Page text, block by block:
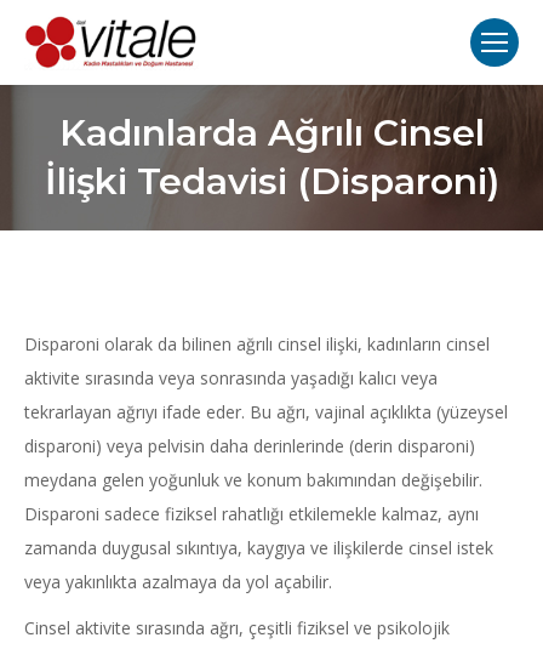
Kadınlarda Ağrılı Cinsel
İlişki Tedavisi (Disparoni)
Disparoni olarak da bilinen ağrılı cinsel ilişki, kadınların cinsel
aktivite sırasında veya sonrasında yaşadığı kalıcı veya
tekrarlayan ağrıyı ifade eder. Bu ağrı, vajinal açıklıkta (yüzeysel
disparoni) veya pelvisin daha derinlerinde (derin disparoni)
meydana gelen yoğunluk ve konum bakımından değişebilir.
Disparoni sadece fiziksel rahatlığı etkilemekle kalmaz, aynı
zamanda duygusal sıkıntıya, kaygıya ve ilişkilerde cinsel istek
veya yakınlıkta azalmaya da yol açabilir.
Cinsel aktivite sırasında ağrı, çeşitli fiziksel ve psikolojik